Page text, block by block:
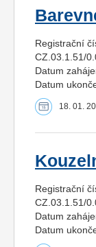
Registrační
CZ.03.1.51/
Datum
Datum
18. 01.
Registrační
CZ.03.1.51/
Datum
Datum